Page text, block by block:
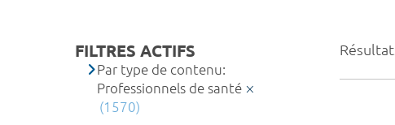
FILTRES ACTIFS
Par type de contenu:
Professionnels de santé
(1570)